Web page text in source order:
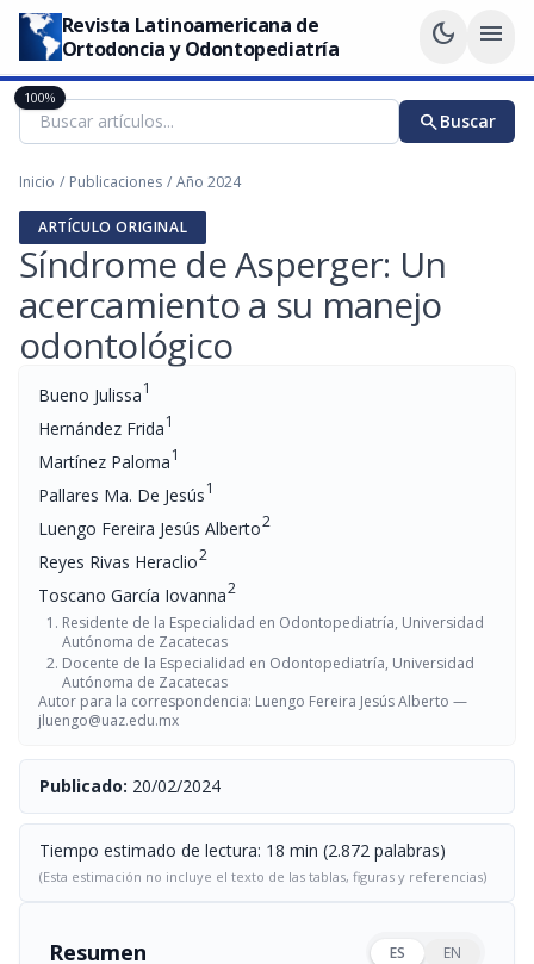
Revista Latinoamericana de
Ortodoncia y Odontopediatría
dark_mode menu
searchBuscar
Inicio / Publicaciones / Año 2024
ARTÍCULO ORIGINAL
Síndrome de Asperger: Un
acercamiento a su manejo
odontológico
Bueno Julissa1
Hernández Frida1
Martínez Paloma1
Pallares Ma. De Jesús1
Luengo Fereira Jesús Alberto2
Reyes Rivas Heraclio2
Toscano García Iovanna2
Residente de la Especialidad en Odontopediatría, Universidad
Autónoma de Zacatecas
Docente de la Especialidad en Odontopediatría, Universidad
Autónoma de Zacatecas
Autor para la correspondencia: Luengo Fereira Jesús Alberto —
jluengo@uaz.edu.mx
Publicado: 20/02/2024
Tiempo estimado de lectura: 18 min (2.872 palabras)
(Esta estimación no incluye el texto de las tablas, figuras y referencias)
Resumen ES EN
100%